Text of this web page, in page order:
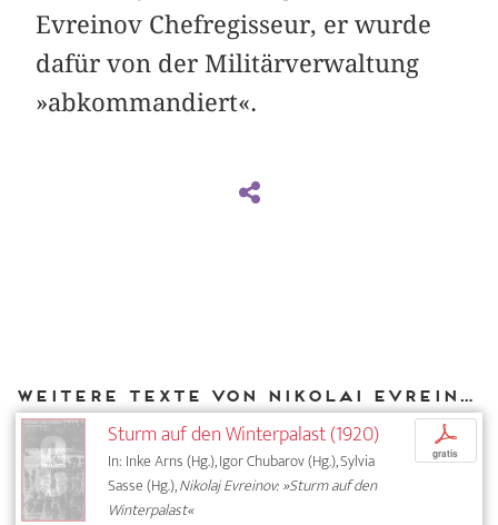
Evreinov Chefregisseur, er wurde
dafür von der Militärverwaltung
»abkommandiert«.
Weitere Texte von Nikolai Evreinov bei DIAPHANES
Sturm auf den Winterpalast (1920)
In: Inke Arns (Hg.), Igor Chubarov (Hg.), Sylvia
Sasse (Hg.),Nikolaj Evreinov: »Sturm auf den
Winterpalast«
p
gratis